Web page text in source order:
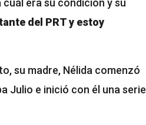
era su condición y su
del PRT y estoy
su madre, Nélida comenzó
Julio e inició con él una serie